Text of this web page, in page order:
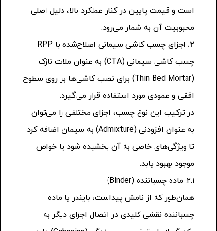
است و قیمت پایین در کنار عملکرد بالا، دلیل اصلی
محبوبیت آن به شمار می‌رود.
۲. اجزای چسب کاشی سیمانی اصلاح‌شده با RPP
چسب کاشی سیمانی (CTA) به عنوان ملات نازک
(Thin Bed Mortar) برای نصب کاشی‌ها بر روی سطوح
افقی و عمودی مورد استفاده قرار می‌گیرد.
در ترکیب این نوع چسب، اجزای مختلفی را می‌توان
به عنوان افزودنی (Admixture) به سیمان اضافه کرد
تا ویژگی‌های خاصی به آن بخشیده شود یا خواص
موجود بهبود یابد.
۲.۱. ماده چسباننده (Binder)
همان‌طور که از نامش پیداست، بایندر یا ماده
چسباننده نقشی کلیدی در اتصال اجزای دیگر به